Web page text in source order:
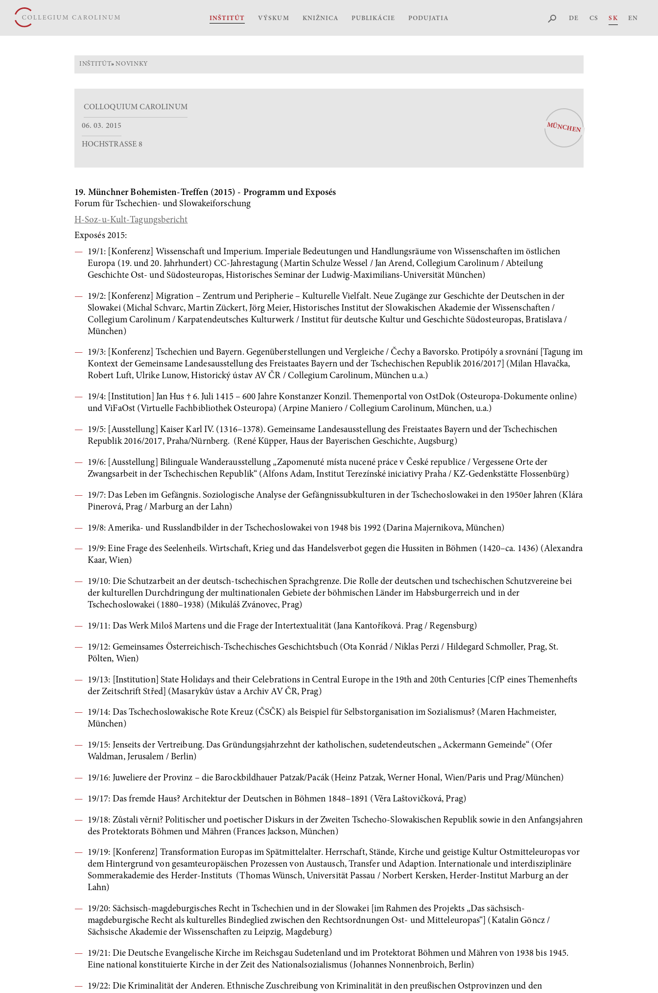
INŠTITÚT VÝSKUM KNIŽNICA PUBLIKÁCIE PODUJATIA DE CS SK EN
INŠTITÚT»NOVINKY
COLLOQUIUM CAROLINUM
06. 03. 2015
HOCHSTRASSE 8
MÜNCHEN
19. Münchner Bohemisten-Treffen (2015) - Programm und Exposés
Forum für Tschechien- und Slowakeiforschung
H-Soz-u-Kult-Tagungsbericht
Exposés 2015:
19/1: [Konferenz] Wissenschaft und Imperium. Imperiale Bedeutungen und Handlungsräume von Wissenschaften im östlichen
Europa (19. und 20. Jahrhundert) CC-Jahrestagung (Martin Schulze Wessel / Jan Arend, Collegium Carolinum / Abteilung
Geschichte Ost- und Südosteuropas, Historisches Seminar der Ludwig-Maximilians-Universität München)
19/2: [Konferenz] Migration – Zentrum und Peripherie – Kulturelle Vielfalt. Neue Zugänge zur Geschichte der Deutschen in der
Slowakei (Michal Schvarc, Martin Zückert, Jörg Meier, Historisches Institut der Slowakischen Akademie der Wissenschaften /
Collegium Carolinum / Karpatendeutsches Kulturwerk / Institut für deutsche Kultur und Geschichte Südosteuropas, Bratislava /
München)
19/3: [Konferenz] Tschechien und Bayern. Gegenüberstellungen und Vergleiche / Čechy a Bavorsko. Protipóly a srovnání [Tagung im
Kontext der Gemeinsame Landesausstellung des Freistaates Bayern und der Tschechischen Republik 2016/2017] (Milan Hlavačka,
Robert Luft, Ulrike Lunow, Historický ústav AV ČR / Collegium Carolinum, München u.a.)
19/4: [Institution] Jan Hus † 6. Juli 1415 – 600 Jahre Konstanzer Konzil. Themenportal von OstDok (Osteuropa-Dokumente online)
und ViFaOst (Virtuelle Fachbibliothek Osteuropa) (Arpine Maniero / Collegium Carolinum, München, u.a.)
19/5: [Ausstellung] Kaiser Karl IV. (1316–1378). Gemeinsame Landesausstellung des Freistaates Bayern und der Tschechischen
Republik 2016/2017, Praha/Nürnberg. (René Küpper, Haus der Bayerischen Geschichte, Augsburg)
19/6: [Ausstellung] Bilinguale Wanderausstellung „Zapomenuté místa nucené práce v České republice / Vergessene Orte der
Zwangsarbeit in der Tschechischen Republik“ (Alfons Adam, Institut Terezínské iniciativy Praha / KZ-Gedenkstätte Flossenbürg)
19/7: Das Leben im Gefängnis. Soziologische Analyse der Gefängnissubkulturen in der Tschechoslowakei in den 1950er Jahren (Klára
Pinerová, Prag / Marburg an der Lahn)
19/8: Amerika- und Russlandbilder in der Tschechoslowakei von 1948 bis 1992 (Darina Majernikova, München)
19/9: Eine Frage des Seelenheils. Wirtschaft, Krieg und das Handelsverbot gegen die Hussiten in Böhmen (1420–ca. 1436) (Alexandra
Kaar, Wien)
19/10: Die Schutzarbeit an der deutsch-tschechischen Sprachgrenze. Die Rolle der deutschen und tschechischen Schutzvereine bei
der kulturellen Durchdringung der multinationalen Gebiete der böhmischen Länder im Habsburgerreich und in der
Tschechoslowakei (1880–1938) (Mikuláš Zvánovec, Prag)
19/11: Das Werk Miloš Martens und die Frage der Intertextualität (Jana Kantoříková. Prag / Regensburg)
19/12: Gemeinsames Österreichisch-Tschechisches Geschichtsbuch (Ota Konrád / Niklas Perzi / Hildegard Schmoller, Prag, St.
Pölten, Wien)
19/13: [Institution] State Holidays and their Celebrations in Central Europe in the 19th and 20th Centuries [CfP eines Themenhefts
der Zeitschrift Střed] (Masarykův ústav a Archiv AV ČR, Prag)
19/14: Das Tschechoslowakische Rote Kreuz (ČSČK) als Beispiel für Selbstorganisation im Sozialismus? (Maren Hachmeister,
München)
19/15: Jenseits der Vertreibung. Das Gründungsjahrzehnt der katholischen, sudetendeutschen „Ackermann Gemeinde“ (Ofer
Waldman, Jerusalem / Berlin)
19/16: Juweliere der Provinz – die Barockbildhauer Patzak/Pacák (Heinz Patzak, Werner Honal, Wien/Paris und Prag/München)
19/17: Das fremde Haus? Architektur der Deutschen in Böhmen 1848–1891 (Věra Laštovičková, Prag)
19/18: Zůstali věrni? Politischer und poetischer Diskurs in der Zweiten Tschecho-Slowakischen Republik sowie in den Anfangsjahren
des Protektorats Böhmen und Mähren (Frances Jackson, München)
19/19: [Konferenz] Transformation Europas im Spätmittelalter. Herrschaft, Stände, Kirche und geistige Kultur Ostmitteleuropas vor
dem Hintergrund von gesamteuropäischen Prozessen von Austausch, Transfer und Adaption. Internationale und interdisziplinäre
Sommerakademie des Herder-Instituts (Thomas Wünsch, Universität Passau / Norbert Kersken, Herder-Institut Marburg an der
Lahn)
19/20: Sächsisch-magdeburgisches Recht in Tschechien und in der Slowakei [im Rahmen des Projekts „Das sächsisch-
magdeburgische Recht als kulturelles Bindeglied zwischen den Rechtsordnungen Ost- und Mitteleuropas“] (Katalin Göncz /
Sächsische Akademie der Wissenschaften zu Leipzig, Magdeburg)
19/21: Die Deutsche Evangelische Kirche im Reichsgau Sudetenland und im Protektorat Böhmen und Mähren von 1938 bis 1945.
Eine national konstituierte Kirche in der Zeit des Nationalsozialismus (Johannes Nonnenbroich, Berlin)
19/22: Die Kriminalität der Anderen. Ethnische Zuschreibung von Kriminalität in den preußischen Ostprovinzen und den